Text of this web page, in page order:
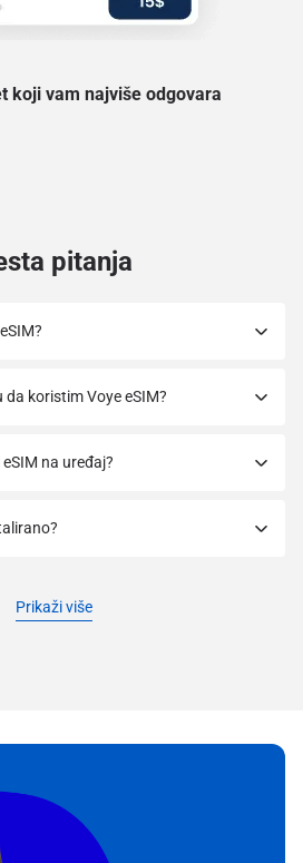
koji vam najviše odgovara
pitanja
koristim Voye eSIM?
na uređaj?
Prikaži više